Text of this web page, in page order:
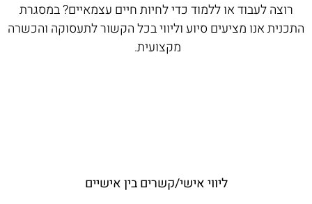
רוצה לעבוד או ללמוד כדי לחיות חיים עצמאיים? במסגרת
התכנית אנו מציעים סיוע וליווי בכל הקשור לתעסוקה והכשרה
מקצועית.
ליווי אישי/קשרים בין אישיים